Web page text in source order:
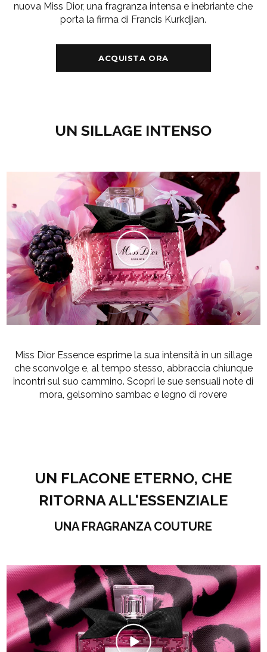
nuova Miss Dior, una fragranza intensa e inebriante che
porta la firma di Francis Kurkdjian.
ACQUISTA ORA
UN SILLAGE INTENSO
Miss Dior Essence esprime la sua intensità in un sillage
che sconvolge e, al tempo stesso, abbraccia chiunque
incontri sul suo cammino. Scopri le sue sensuali note di
mora, gelsomino sambac e legno di rovere
UN FLACONE ETERNO, CHE
RITORNA ALL'ESSENZIALE
UNA FRAGRANZA COUTURE